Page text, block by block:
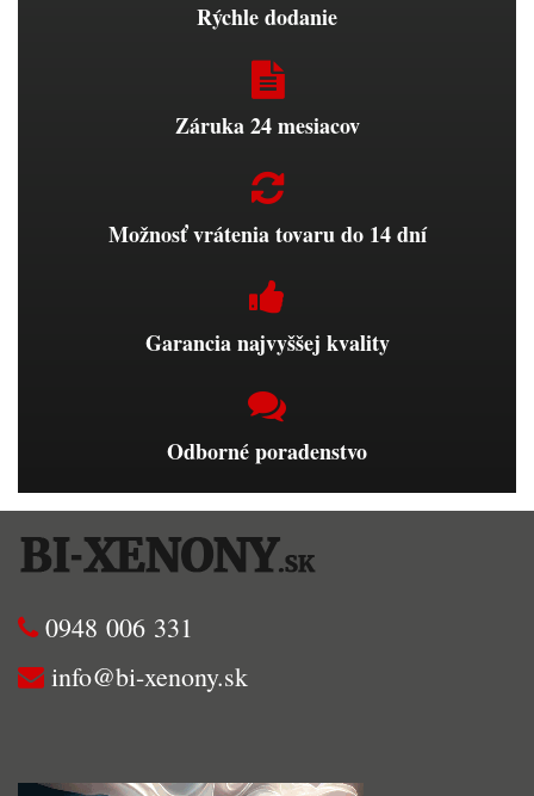
Rýchle dodanie
Záruka 24 mesiacov
Možnosť vrátenia tovaru do 14 dní
Garancia najvyššej kvality
Odborné poradenstvo
0948 006 331
info@bi-xenony.sk